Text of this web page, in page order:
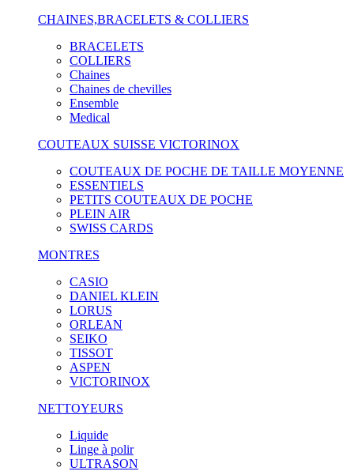
CHAINES,BRACELETS & COLLIERS
BRACELETS
COLLIERS
Chaines
Chaines de chevilles
Ensemble
Medical
COUTEAUX SUISSE VICTORINOX
COUTEAUX DE POCHE DE TAILLE MOYENNE
ESSENTIELS
PETITS COUTEAUX DE POCHE
PLEIN AIR
SWISS CARDS
MONTRES
CASIO
DANIEL KLEIN
LORUS
ORLEAN
SEIKO
TISSOT
ASPEN
VICTORINOX
NETTOYEURS
Liquide
Linge à polir
ULTRASON